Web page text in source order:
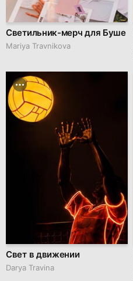
Светильник-мерч для Буше
Mariya Travnikova
Свет в движении
Darya Travina